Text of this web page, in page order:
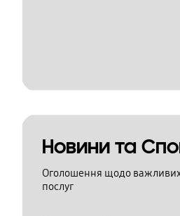
Новини та
Оголошення щодо важливих
послуг